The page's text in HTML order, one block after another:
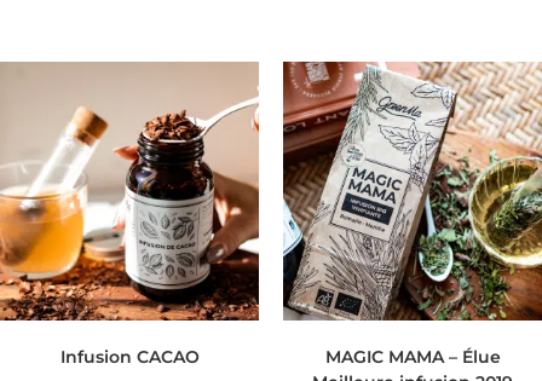
Infusion CACAO
MAGIC MAMA – Élue